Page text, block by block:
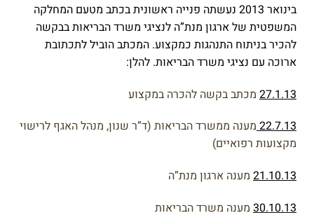
בינואר 2013 נעשתה פנייה ראשונית בכתב מטעם המחלקה
המשפטית של ארגון מנת”ה לנציגי משרד הבריאות בבקשה
להכיר בניתוח התנהגות כמקצוע. המכתב הוביל לתכתובת
ארוכה עם נציגי משרד הבריאות. להלן:
27.1.13 מכתב בקשה להכרה במקצוע
22.7.13 מענה ממשרד הבריאות (ד”ר שנון, מנהל האגף לרישוי
מקצועות רפואיים)
21.10.13 מענה ארגון מנת”ה
30.10.13 מענה משרד הבריאות